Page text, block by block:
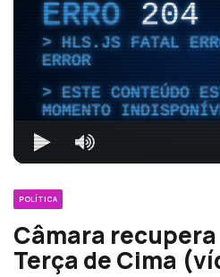
ERRO204
HLS.JS FATAL
ERROR
ESTE CONTEÚDO
MOMENTO
POLÍTICA
Câmara recupera
Terça de Cima